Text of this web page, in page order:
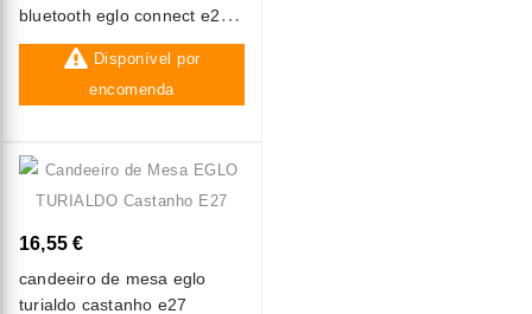
bluetooth eglo connect e27
g80 6w 2700k
Disponível por
encomenda
16,55 €
candeeiro de mesa eglo
turialdo castanho e27